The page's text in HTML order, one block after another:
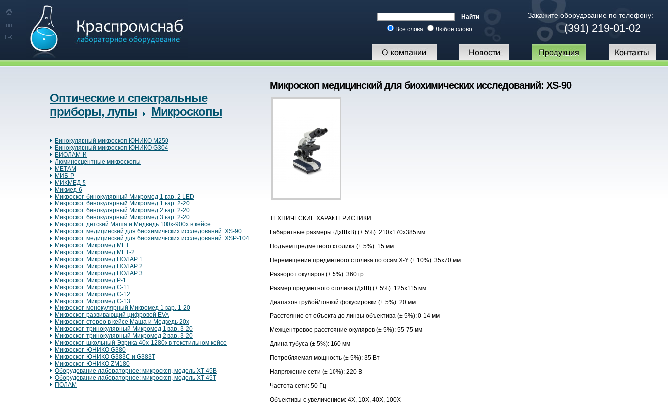
Все слова Любое слово
Закажите оборудование по телефону:
(391) 219-01-02
Оптические и спектральные
приборы, лупы
Микроскопы
Бинокулярный микроскоп ЮНИКО M250
Бинокулярный микроскоп ЮНИКО G304
БИОЛАМ-И
Люминесцентные микроскопы
МЕТАМ
МИБ-Р
МИКМЕД-5
Микмед-6
Микроскоп бинокулярный Микромед 1 вар. 2 LED
Микроскоп бинокулярный Микромед 1 вар. 2-20
Микроскоп бинокулярный Микромед 2 вар. 2-20
Микроскоп бинокулярный Микромед 3 вар. 2-20
Микроскоп детский Маша и Медведь 100х-900х в кейсе
Микроскоп медицинский для биохимических исследований: XS-90
Микроскоп медицинский для биохимических исследований: XSP-104
Микроскоп Микромед МЕТ
Микроскоп Микромед МЕТ-2
Микроскоп Микромед ПОЛАР 1
Микроскоп Микромед ПОЛАР 2
Микроскоп Микромед ПОЛАР 3
Микроскоп Микромед Р-1
Микроскоп Микромед С-11
Микроскоп Микромед С-12
Микроскоп Микромед С-13
Микроскоп монокулярный Микромед 1 вар. 1-20
Микроскоп развивающий цифровой EVA
Микроскоп стерео в кейсе Маша и Медведь 20х
Микроскоп тринокулярный Микромед 1 вар. 3-20
Микроскоп тринокулярный Микромед 2 вар. 3-20
Микроскоп школьный Эврика 40х-1280х в текстильном кейсе
Микроскоп ЮНИКО G380
Микроскоп ЮНИКО G383С и G383Т
Микроскоп ЮНИКО ZM180
Оборудование лабораторное: микроскоп, модель XT-45B
Оборудование лабораторное: микроскоп, модель XT-45Т
ПОЛАМ
Микроскоп медицинский для биохимических исследований: XS-90
ТЕХНИЧЕСКИЕ ХАРАКТЕРИСТИКИ:
Габаритные размеры (ДхШхВ) (± 5%): 210х170х385 мм
Подъем предметного столика (± 5%): 15 мм
Перемещение предметного столика по осям X-Y (± 10%): 35х70 мм
Разворот окуляров (± 5%): 360 гр
Размер предметного столика (ДхШ) (± 5%): 125х115 мм
Диапазон грубой/тонкой фокусировки (± 5%): 20 мм
Расстояние от объекта до линзы объектива (± 5%): 0-14 мм
Межцентровое расстояние окуляров (± 5%): 55-75 мм
Длина тубуса (± 5%): 160 мм
Потребляемая мощность (± 5%): 35 Вт
Напряжение сети (± 10%): 220 В
Частота сети: 50 Гц
Объективы с увеличением: 4Х, 10Х, 40Х, 100Х